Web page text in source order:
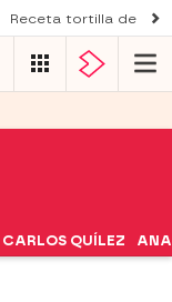
Receta tortilla de
CARLOS QUÍLEZ ANA